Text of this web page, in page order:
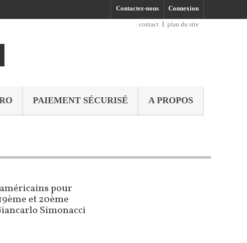
Connexion
Contactez-nous
contact
plan du site
PAIEMENT SÉCURISÉ A PROPOS
pour
et 20ème
Simonacci